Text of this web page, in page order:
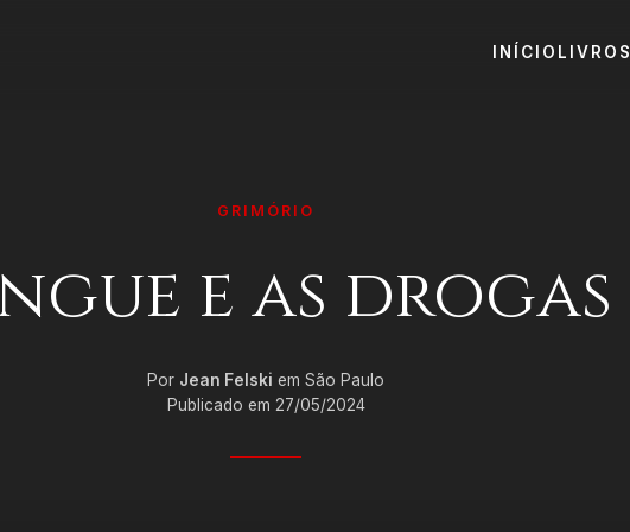
INÍCIO LIVROS
GRIMÓRIO
e as drogas
Por Jean Felski em São Paulo
Publicado em 27/05/2024